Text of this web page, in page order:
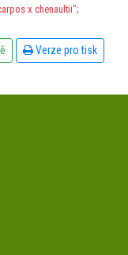
x chenaultii";
Verze pro tisk